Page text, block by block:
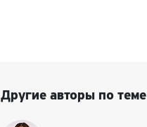
Другие авторы по теме